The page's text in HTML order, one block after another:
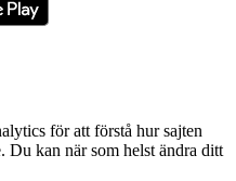
för att förstå hur sajten
Du kan när som helst ändra ditt